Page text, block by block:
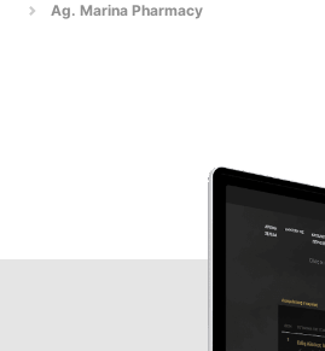
Ag. Marina Pharmacy